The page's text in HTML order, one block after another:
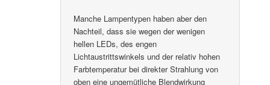
Manche Lampentypen haben aber den
Nachteil, dass sie wegen der wenigen
hellen LEDs, des engen
Lichtaustrittswinkels und der relativ hohen
Farbtemperatur bei direkter Strahlung von
oben eine ungemütliche Blendwirkung